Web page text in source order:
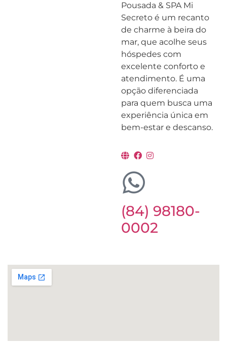
Pousada & SPA Mi
Secreto é um recanto
de charme à beira do
mar, que acolhe seus
hóspedes com
excelente conforto e
atendimento. É uma
opção diferenciada
para quem busca uma
experiência única em
bem-estar e descanso.
(84) 98180-
0002